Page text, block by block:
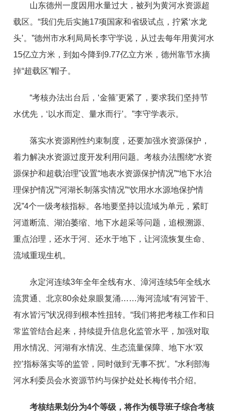
山东德州一度因用水量过大，被列为黄河水资源超
载区。“我们先后实施17项国家和省级试点，拧紧‘水龙
头’。”德州市水利局局长李守学说，从过去每年用黄河水
15亿立方米，到如今降到9.77亿立方米，德州靠节水摘
掉“超载区”帽子。
“考核办法出台后，‘金箍’更紧了，要求我们坚持节
水优先，‘以水而定、量水而行’。”李守学表示。
落实水资源刚性约束制度，还要加强水资源保护，
着力解决水资源过度开发利用问题。考核办法围绕“水资
源保护和超载治理”设置“地表水资源保护情况”“地下水治
理保护情况”“河湖长制落实情况”“饮用水水源地保护情
况”4个一级考核指标。各地要坚持以流域为单元，紧盯
河道断流、湖泊萎缩、地下水超采等问题，追根溯源、
重点治理，还水于河、还水于地下，让河流恢复生命、
流域重现生机。
永定河连续3年全年全线有水、漳河连续5年全线水
流贯通、北京80余处泉眼复涌……海河流域“有河皆干、
有水皆污”状况得到根本性扭转。“我们将把考核工作和日
常监管结合起来，持续提升信息化监管水平，加强对取
用水情况、河湖有水情况、生态流量保障、地下水‘双
控’指标落实等的监管，同时做到‘无事不扰’。”水利部海
河水利委员会水资源节约与保护处处长梅传书介绍。
考核结果划分为4个等级，将作为领导班子综合考核